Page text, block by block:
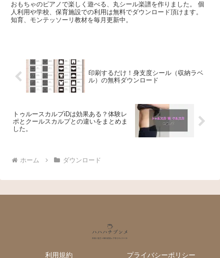
おもちゃのピアノで楽しく遊べる、丸シール楽譜を作りました。 個
人利用や学校、保育施設での利用は無料でダウンロード頂けます。
知育、モンテッソーリ教材を毎月更新中。
印刷するだけ！身支度シール（収納ラベ
ル）の無料ダウンロード
トゥルースカルプiDは効果ある？体験レ
ポとクールスカルプとの違いをまとめま
した。
ホーム ダウンロード
利用規約 プライバシーポリシー